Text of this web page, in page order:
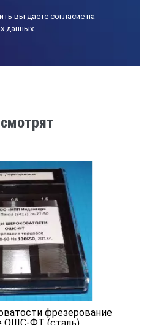
вы даете согласие на
данных
фрезерование